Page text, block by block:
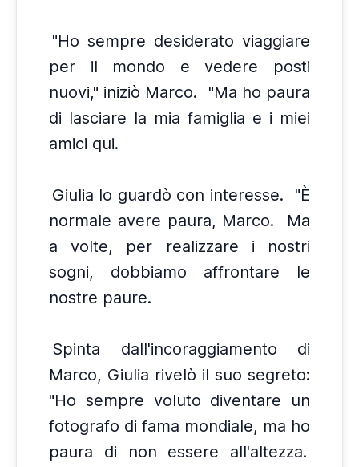
"Ho sempre desiderato viaggiare
per il mondo e vedere posti
nuovi," iniziò Marco.
"Ma ho paura
di lasciare la mia famiglia e i miei
amici qui.
Giulia lo guardò con interesse.
"È
normale avere paura, Marco.
Ma
a volte, per realizzare i nostri
sogni, dobbiamo affrontare le
nostre paure.
Spinta dall'incoraggiamento di
Marco, Giulia rivelò il suo segreto:
"Ho sempre voluto diventare un
fotografo di fama mondiale, ma ho
paura di non essere all'altezza.